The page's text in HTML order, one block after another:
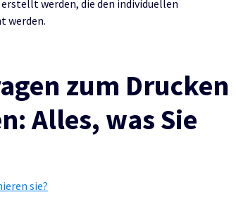
werden, die den individuellen
werden.
zum Drucken
Alles, was Sie
sie?